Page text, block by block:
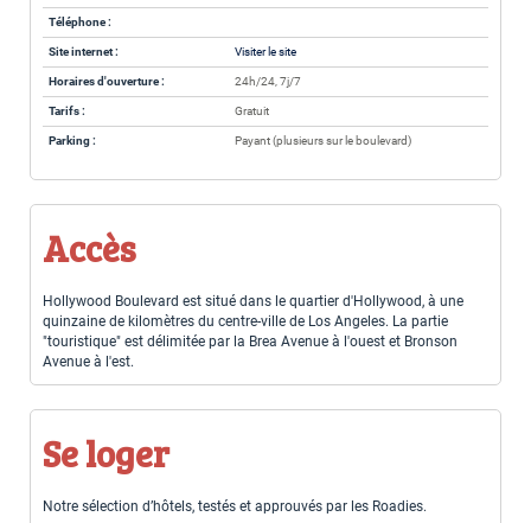
Téléphone :
Site internet : Visiter le site
Horaires d'ouverture : 24h/24, 7j/7
Tarifs : Gratuit
Parking : Payant (plusieurs sur le boulevard)
Accès
Hollywood Boulevard est situé dans le quartier d'Hollywood, à une
quinzaine de kilomètres du centre-ville de Los Angeles. La partie
"touristique" est délimitée par la Brea Avenue à l'ouest et Bronson
Avenue à l'est.
Se loger
Notre sélection d’hôtels, testés et approuvés par les Roadies.